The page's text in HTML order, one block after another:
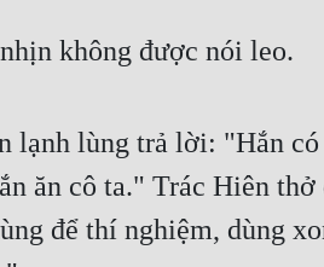
không được nói leo.
lùng trả lời: "Hắn
ăn cô ta." Trác Hiên
để thí nghiệm, dùng